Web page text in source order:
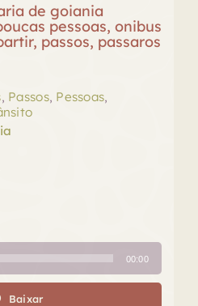
de goiania
pessoas, onibus
passos, passaros
, Passos, Pessoas,
00:00
Baixar